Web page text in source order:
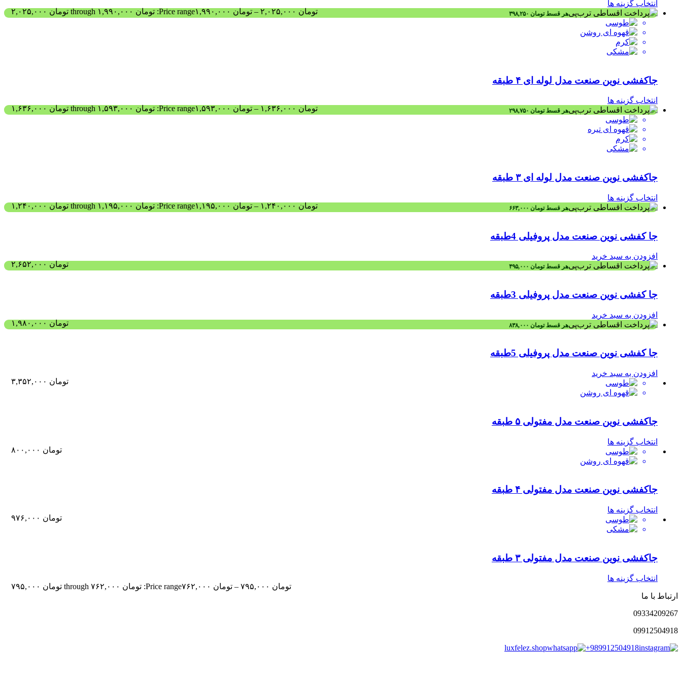
تومان – تومان Price range: تومان ۱,۹۹۰,۰۰۰ through تومان ۲,۰۲۵,۰۰۰
انتخاب گزینه ها
هر قسطتومان
جاکفشی نوین صنعت مدل لوله ای ۴ طبقه
تومان – تومان Price range: تومان ۱,۵۹۳,۰۰۰ through تومان ۱,۶۳۶,۰۰۰
انتخاب گزینه ها
هر قسطتومان
جاکفشی نوین صنعت مدل لوله ای ۳ طبقه
تومان – تومان Price range: تومان ۱,۱۹۵,۰۰۰ through تومان ۱,۲۴۰,۰۰۰
انتخاب گزینه ها
هر قسطتومان
جا کفشی نوین صنعت مدل پروفیلی 4طبقه
تومان
افزودن به سبد خرید
هر قسطتومان
جا کفشی نوین صنعت مدل پروفیلی 3طبقه
تومان
افزودن به سبد خرید
هر قسطتومان
جا کفشی نوین صنعت مدل پروفیلی 5طبقه
تومان
افزودن به سبد خرید
جاکفشی نوین صنعت مدل مفتولی ۵ طبقه
تومان
انتخاب گزینه ها
جاکفشی نوین صنعت مدل مفتولی ۴ طبقه
تومان
انتخاب گزینه ها
جاکفشی نوین صنعت مدل مفتولی ۳ طبقه
تومان – تومان Price range: تومان ۷۶۲,۰۰۰ through تومان ۷۹۵,۰۰۰
انتخاب گزینه ها
ارتباط با ما
09334209267
0991 2504918
luxfelez.shop
+989912504918